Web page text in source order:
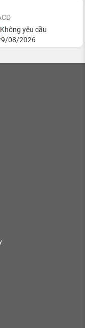
yêu cầu
08/2026